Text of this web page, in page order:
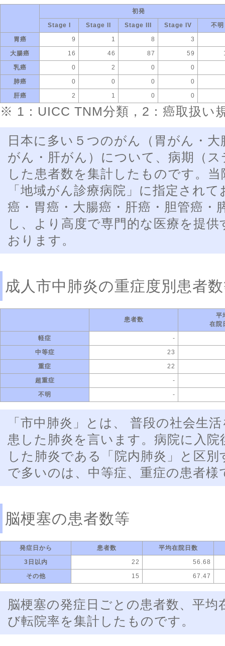
初発
Stage I
Stage II Stage III Stage IV
不明
胃癌
9 1 8
3
大腸癌
16 46 87 59
乳癌
0 2 0
0
肺癌
0 0 0
0
肝癌
2 1 0 0
※ 1：UICC TNM分類，2：癌取扱い
日本に多い５つのがん（胃がん・
がん・肝がん）について、病期（
した患者数を集計したものです。
「地域がん診療病院」に指定され
癌・胃癌・大腸癌・肝癌・胆管癌・
し、より高度で専門的な医療を提
おります。
成人市中肺炎の重症度別患者
患者数
平
在院
軽症
-
中等症
23
重症
22
超重症
-
不明
-
「市中肺炎」とは、 普段の社会生
患した肺炎を言います。病院に入院
した肺炎である「院内肺炎」と区
で多いのは、中等症、重症の患者様
脳梗塞の患者数等
発症日から 患者数
平均在院日数
3日以内
22
56.68
その他
15 67.47
脳梗塞の発症日ごとの患者数、平均
び転院率を集計したものです。